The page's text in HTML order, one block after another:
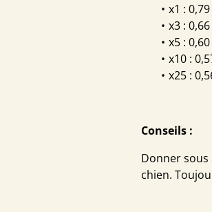
x1 :
x3 :
x5 :
x10 :
x25 :
Conseils :
Donner sous
chien.